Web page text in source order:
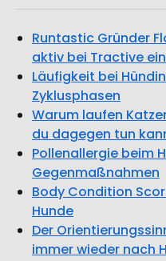
Runtastic Gründer
aktiv bei Tractive ein
Läufigkeit bei
Zyklusphasen
Warum laufen
du dagegen tun
Pollenallergie beim
Gegenmaßnahmen
Body Condition
Hunde
Der
immer wieder nach